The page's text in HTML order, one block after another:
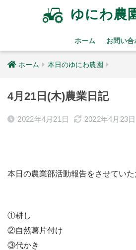
ゆにわ農
ホーム お問い合
ホーム 本日のゆにわ農園
4月21日(木)農業日記
2022年4月21日 2022年4月23日
本日の農業部活動報告をさせていた
①耕し
②自然薯片付け
③代かき